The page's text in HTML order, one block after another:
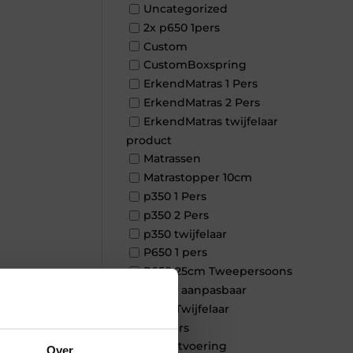
Uncategorized
2x p650 1pers
Custom
CustomBoxspring
ErkendMatras 1 Pers
ErkendMatras 2 Pers
ErkendMatras twijfelaar
product
Matrassen
Matrastopper 10cm
p350 1 Pers
p350 2 Pers
p350 twijfelaar
P650 1 pers
P650 25cm Tweepersoons
een kern aanpasbaar
P650 Twijfelaar
Toppers
Maatvoering